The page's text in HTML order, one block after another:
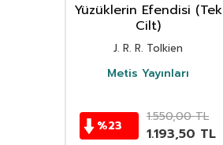
Yüzüklerin Efendisi (Tek
Cilt)
J. R. R. Tolkien
Metis Yayınları
%23
1.550,00TL
1.193,50 TL